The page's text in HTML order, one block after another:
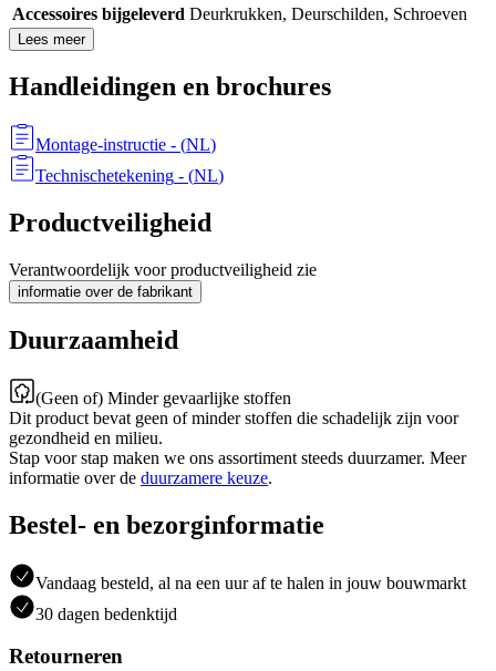
Accessoires bijgeleverd Deurkrukken, Deurschilden, Schroeven
Lees meer
Handleidingen en brochures
Montage-instructie - (NL)
Technischetekening - (NL)
Productveiligheid
Verantwoordelijk voor productveiligheid zie
informatie over de fabrikant
Duurzaamheid
(Geen of) Minder gevaarlijke stoffen
Dit product bevat geen of minder stoffen die schadelijk zijn voor
gezondheid en milieu.
Stap voor stap maken we ons assortiment steeds duurzamer. Meer
informatie over de duurzamere keuze.
Bestel- en bezorginformatie
Vandaag besteld, al na een uur af te halen in jouw bouwmarkt
30 dagen bedenktijd
Retourneren